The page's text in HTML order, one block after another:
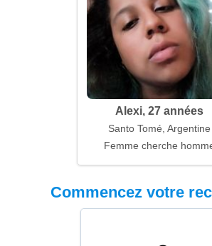
Alexi, 27 années
Santo Tomé, Argentine
Femme cherche
Commencez votre